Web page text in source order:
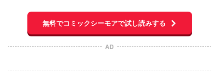
無料でコミックシーモアで試し読みする
AD